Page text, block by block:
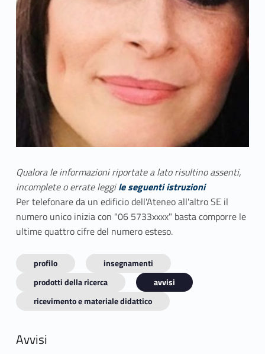
Qualora le informazioni riportate a lato risultino assenti,
incomplete o errate leggile seguenti istruzioni
Per telefonare da un edificio dell'Ateneo all'altro SE il
numero unico inizia con "06 5733xxxx" basta comporre le
ultime quattro cifre del numero esteso.
profilo
insegnamenti
prodotti della ricerca
avvisi
ricevimento e materiale didattico
Avvisi